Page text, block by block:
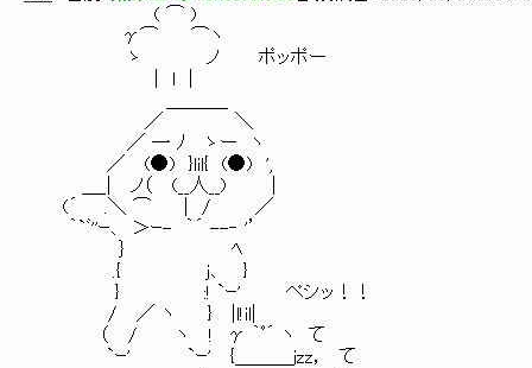
( ⌒ )
γ⌒ ⌒ヽ
ゝ ノ ポッポー
／ ＼
／ 一 ﾉ ゝー ヽ
／ (●) }lil{ (●) ',
＿_| ノ（ (__人__) |
(´ .＼ ⌒ ｜ / ／
｀`ﾞ''ｰ､ ＞ｰ- ｀´ --‐ '’
｝ ﾍ
.{ j､ }
} :! `ｰ' ペシッ！！
/ ／ ヽ } |l!il|
（ / ヽ ! γ ｀ﾟ´ ヽ て
`ｰ' `ｰ' {＿＿＿jzz， て